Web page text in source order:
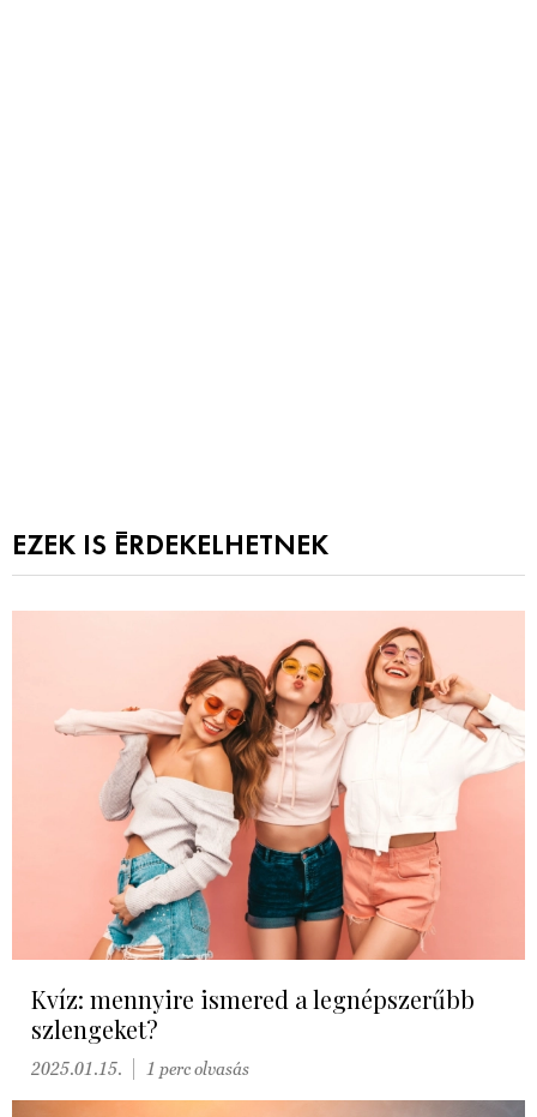
EZEK IS ÉRDEKELHETNEK
Kvíz: mennyire ismered a legnépszerűbb
szlengeket?
2025.01.15. 1 perc olvasás